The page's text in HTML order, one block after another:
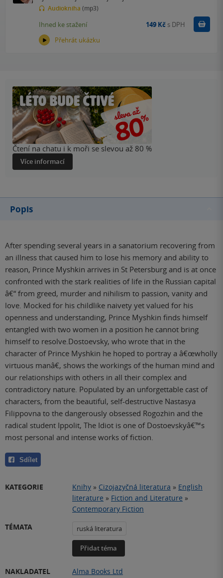
Audiokniha (mp3)
Přehrát ukázku
Ihned ke stažení 149 Kč s DPH Koupit
Čtení na chatu i k moři se slevou až 80 %
Více informací
Popis
After spending several years in a sanatorium recovering from
an illness that caused him to lose his memory and ability to
reason, Prince Myshkin arrives in St Petersburg and is at once
confronted with the stark realities of life in the Russian capital
â€“ from greed, murder and nihilism to passion, vanity and
love. Mocked for his childlike naivety yet valued for his
openness and understanding, Prince Myshkin finds himself
entangled with two women in a position he cannot bring
himself to resolve.Dostoevsky, who wrote that in the
character of Prince Myshkin he hoped to portray a â€œwholly
virtuous manâ€, shows the workings of the human mind and
our relationships with others in all their complex and
contradictory nature. Populated by an unforgettable cast of
characters, from the beautiful, self-destructive Nastasya
Filippovna to the dangerously obsessed Rogozhin and the
radical student Ippolit, The Idiot is one of Dostoevskyâ€™s
most personal and intense works of fiction.
Sdílet
KATEGORIE Knihy » Cizojazyčná literatura » English
literature » Fiction and Literature »
Contemporary Fiction
TÉMATA
ruská literatura
Přidat téma
NAKLADATEL
Alma Books Ltd